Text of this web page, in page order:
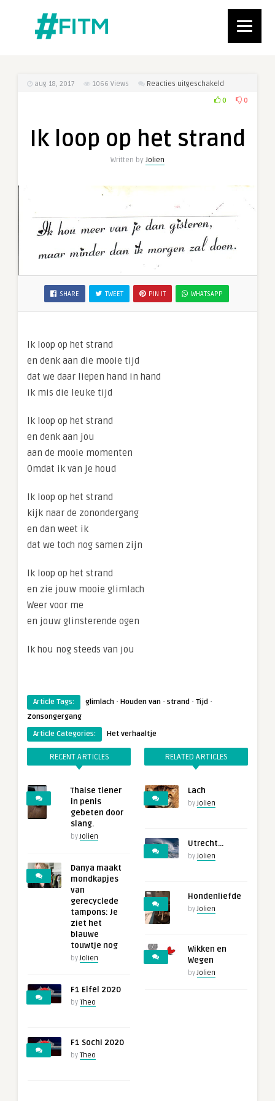
aug 18, 2017 1066 Views Reacties uitgeschakeld
Ik
het
0 0
Ik loop op het strand
Written by Jolien
SHARE TWEET PIN IT WHATSAPP
Ik loop op het strand
en denk aan die mooie tijd
dat we daar liepen hand in hand
ik mis die leuke tijd
Ik loop op het strand
en denk aan jou
aan de mooie momenten
Omdat ik van je houd
Ik loop op het strand
kijk naar de zonondergang
en dan weet ik
dat we toch nog samen zijn
Ik loop op het strand
en zie jouw mooie glimlach
Weer voor me
en jouw glinsterende ogen
Ik hou nog steeds van jou
Article Tags: glimlach · Houden van · strand · Tijd ·
Zonsongergang
Article Categories:
Het verhaaltje
RECENT ARTICLES
Thaise tiener
in penis
gebeten door
slang.
by Jolien
Danya maakt
mondkapjes
van
gerecyclede
tampons: Je
ziet het
blauwe
touwtje nog
by Jolien
F1 Eifel 2020
by Theo
F1 Sochi 2020
by Theo
RELATED ARTICLES
Lach
by Jolien
Utrecht…
by Jolien
Hondenliefde
by Jolien
Wikken en
Wegen
by Jolien